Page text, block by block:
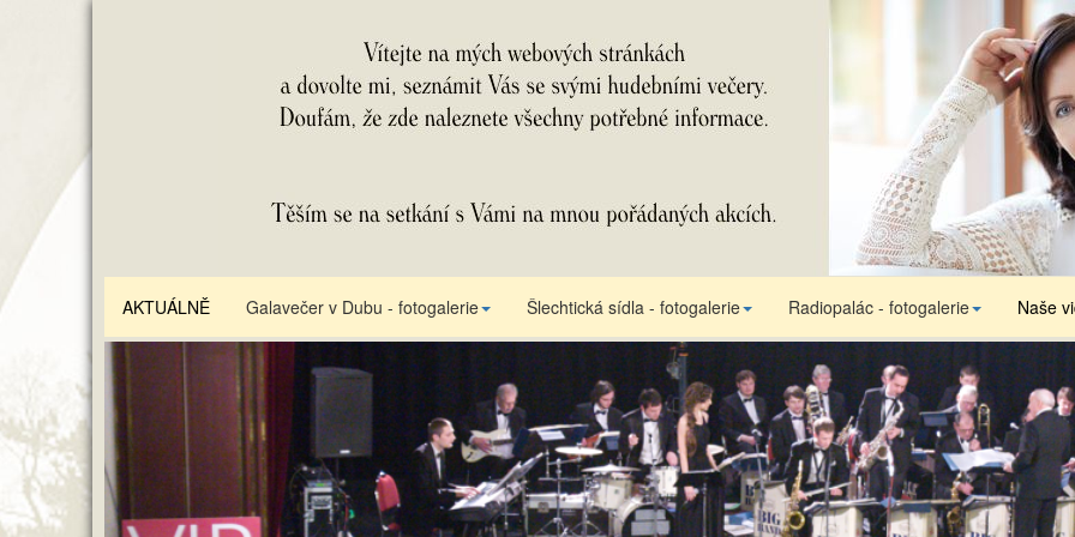
AKTUÁLNĚ Galavečer v Dubu - fotogalerie Šlechtická sídla - fotogalerie Radiopalác - fotogalerie Naše